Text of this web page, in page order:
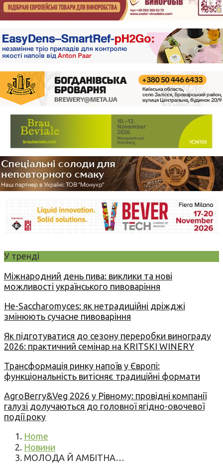
У тренді
Міжнародний день пива: виклики та нові
можливості українського пивоваріння
Не-Saccharomyces: як нетрадиційні дріжджі
змінюють сучасне пивоваріння
Як підготуватися до сезону переробки винограду
2026: практичний семінар на KRITSKI WINERY
Трансформація ринку напоїв у Європі:
функціональність витісняє традиційні формати
AgroBerry&Veg 2026 у Рівному: провідні компанії
галузі долучаються до головної ягідно-овочевої
події року
Home
Новини
МОЛОДА Й АМБІТНА…